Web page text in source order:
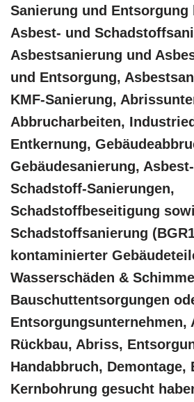
Sanierung und Entsorgung
Asbest- und
Asbestsanierung und
und Entsorgung,
KMF-Sanierung,
Abbrucharbeiten,
Entkernung,
Gebäudesanierung,
Schadstoff-Sanierungen,
Schadstoffbeseitigung
Schadstoffsanierung
kontaminierter
Wasserschäden &
Bauschuttentsorgungen
Entsorgungsunternehmen,
Rückbau, Abriss,
Handabbruch, Demontage,
Kernbohrung gesucht